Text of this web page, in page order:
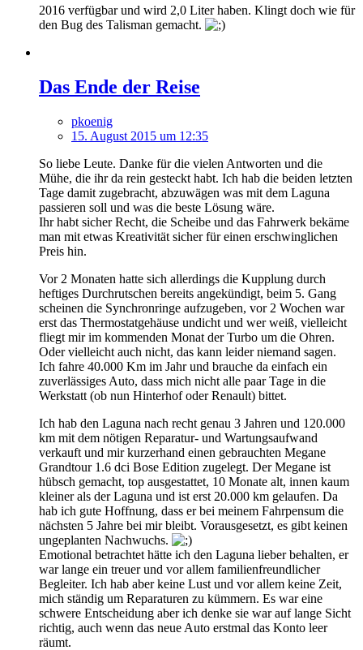
2016 verfügbar und wird 2,0 Liter haben. Klingt doch wie für
den Bug des Talisman gemacht.
Das Ende der Reise
pkoenig
15. August 2015 um 12:35
So liebe Leute. Danke für die vielen Antworten und die
Mühe, die ihr da rein gesteckt habt. Ich hab die beiden letzten
Tage damit zugebracht, abzuwägen was mit dem Laguna
passieren soll und was die beste Lösung wäre.
Ihr habt sicher Recht, die Scheibe und das Fahrwerk bekäme
man mit etwas Kreativität sicher für einen erschwinglichen
Preis hin.
Vor 2 Monaten hatte sich allerdings die Kupplung durch
heftiges Durchrutschen bereits angekündigt, beim 5. Gang
scheinen die Synchronringe aufzugeben, vor 2 Wochen war
erst das Thermostatgehäuse undicht und wer weiß, vielleicht
fliegt mir im kommenden Monat der Turbo um die Ohren.
Oder vielleicht auch nicht, das kann leider niemand sagen.
Ich fahre 40.000 Km im Jahr und brauche da einfach ein
zuverlässiges Auto, dass mich nicht alle paar Tage in die
Werkstatt (ob nun Hinterhof oder Renault) bittet.
Ich hab den Laguna nach recht genau 3 Jahren und 120.000
km mit dem nötigen Reparatur- und Wartungsaufwand
verkauft und mir kurzerhand einen gebrauchten Megane
Grandtour 1.6 dci Bose Edition zugelegt. Der Megane ist
hübsch gemacht, top ausgestattet, 10 Monate alt, innen kaum
kleiner als der Laguna und ist erst 20.000 km gelaufen. Da
hab ich gute Hoffnung, dass er bei meinem Fahrpensum die
nächsten 5 Jahre bei mir bleibt. Vorausgesetzt, es gibt keinen
ungeplanten Nachwuchs.
Emotional betrachtet hätte ich den Laguna lieber behalten, er
war lange ein treuer und vor allem familienfreundlicher
Begleiter. Ich hab aber keine Lust und vor allem keine Zeit,
mich ständig um Reparaturen zu kümmern. Es war eine
schwere Entscheidung aber ich denke sie war auf lange Sicht
richtig, auch wenn das neue Auto erstmal das Konto leer
räumt.